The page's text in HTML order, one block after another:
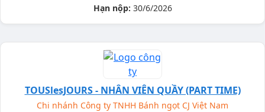
Hạn nộp: 30/6/2026
TOUSlesJOURS - NHÂN VIÊN QUẦY (PART TIME)
Chi nhánh Công ty TNHH Bánh ngọt CJ Việt Nam